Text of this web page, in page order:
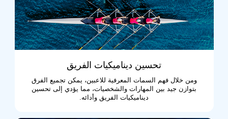
تحسين ديناميكيات الفريق
ومن خلال فهم السمات المعرفية للاعبين، يمكن تجميع الفرق
بتوازن جيد بين المهارات والشخصيات، مما يؤدي إلى تحسين
ديناميكيات الفريق وأدائه.